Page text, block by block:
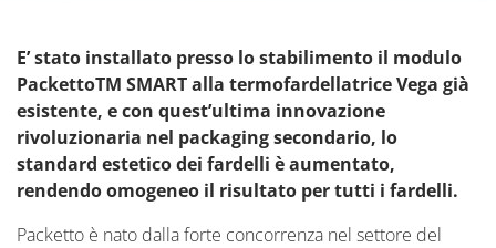
E’ stato installato presso lo stabilimento il modulo
PackettoTM SMART alla termofardellatrice Vega già
esistente, e con quest’ultima innovazione
rivoluzionaria nel packaging secondario, lo
standard estetico dei fardelli è aumentato,
rendendo omogeneo il risultato per tutti i fardelli.
Packetto è nato dalla forte concorrenza nel settore del